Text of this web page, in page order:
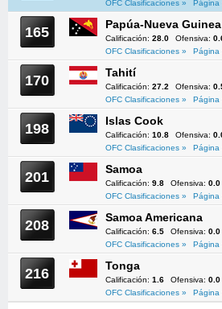
OFC Clasificaciones »
Página
165 Papúa-Nueva Guinea
Calificación: 28.0 Ofensiva:
OFC Clasificaciones »
Página
170 Tahití
Calificación: 27.2 Ofensiva:
OFC Clasificaciones »
Página
198 Islas Cook
Calificación: 10.8 Ofensiva:
OFC Clasificaciones »
Página
201 Samoa
Calificación: 9.8 Ofensiva: 0.0
OFC Clasificaciones »
Página
208 Samoa Americana
Calificación: 6.5 Ofensiva: 0.0
OFC Clasificaciones »
Página
216 Tonga
Calificación: 1.6 Ofensiva: 0.0
OFC Clasificaciones »
Página